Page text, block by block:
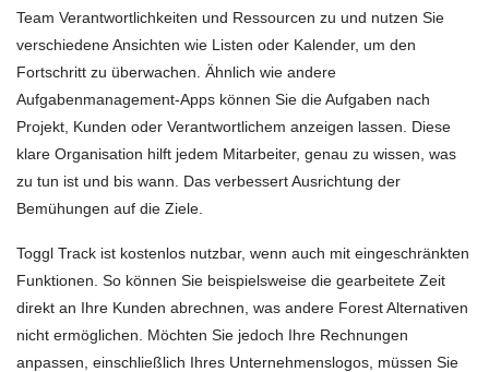
Team Verantwortlichkeiten und Ressourcen zu und nutzen Sie
verschiedene Ansichten wie Listen oder Kalender, um den
Fortschritt zu überwachen. Ähnlich wie andere
Aufgabenmanagement-Apps können Sie die Aufgaben nach
Projekt, Kunden oder Verantwortlichem anzeigen lassen. Diese
klare Organisation hilft jedem Mitarbeiter, genau zu wissen, was
zu tun ist und bis wann. Das verbessert Ausrichtung der
Bemühungen auf die Ziele.
Toggl Track ist kostenlos nutzbar, wenn auch mit eingeschränkten
Funktionen. So können Sie beispielsweise die gearbeitete Zeit
direkt an Ihre Kunden abrechnen, was andere Forest Alternativen
nicht ermöglichen. Möchten Sie jedoch Ihre Rechnungen
anpassen, einschließlich Ihres Unternehmenslogos, müssen Sie